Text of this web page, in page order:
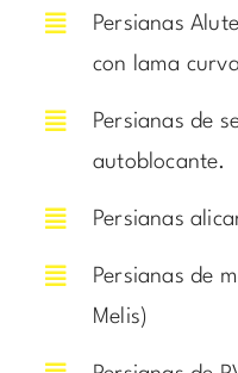
Persianas
con lama
Persianas de
autoblocante.
Persianas
Persianas de
Melis)